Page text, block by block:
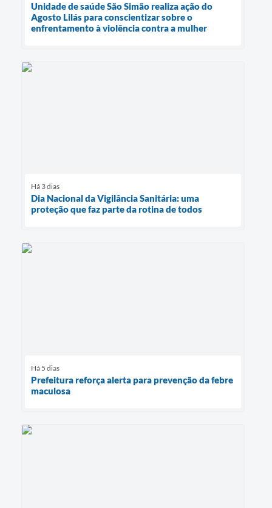
Unidade de saúde São Simão realiza ação do
Agosto Lilás para conscientizar sobre o
enfrentamento à violência contra a mulher
Há 3 dias
Dia Nacional da Vigilância Sanitária: uma
proteção que faz parte da rotina de todos
Há 5 dias
Prefeitura reforça alerta para prevenção da febre
maculosa